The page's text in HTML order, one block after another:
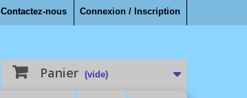
Connexion / Inscription
Contactez-nous
Panier (vide)